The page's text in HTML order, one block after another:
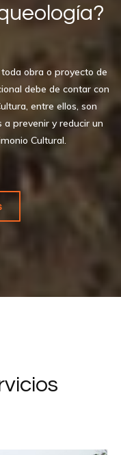
obra o proyecto de
debe de contar con
entre ellos, son
a prevenir y reducir un
Cultural.